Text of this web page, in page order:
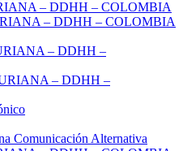
– DDHH – COLOMBIA
– DDHH – COLOMBIA
– DDHH –
– DDHH –
Comunicación Alternativa